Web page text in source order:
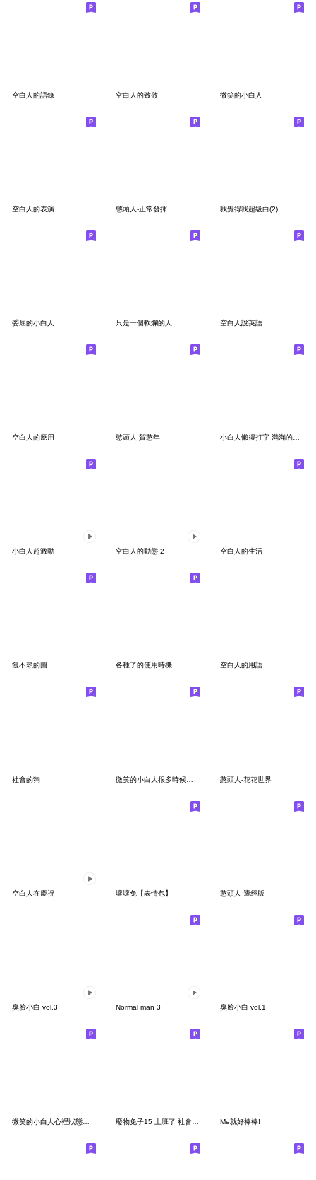
空白人的語錄 空白人的致敬 微笑的小白人
空白人的表演 憨頭人-正常發揮 我覺得我超級白(2)
委屈的小白人 只是一個軟爛的人 空白人說英語
空白人的應用 憨頭人-賀憨年 小白人懶得打字-滿滿的認同文字
小白人超激動 空白人的動態 2 空白人的生活
饅不賴的圖 各種了的使用時機 空白人的用語
社會的狗 憨頭人-花花世界
空白人在慶祝 壞壞兔【表情包】 憨頭人-遭經版
臭臉小白 vol.3 Normal man 3 臭臉小白 vol.1
Me就好棒棒!